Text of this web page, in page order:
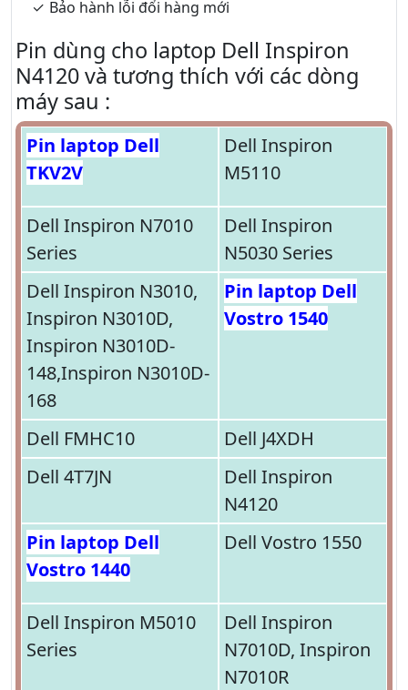
Bảo hành lỗi đổi hàng mới
Pin dùng cho laptop Dell Inspiron
N4120 và tương thích với các dòng
máy sau :
Pin laptop Dell
TKV2V
Dell Inspiron
M5110
Dell Inspiron N7010
Series
Dell Inspiron
N5030 Series
Dell Inspiron N3010,
Inspiron N3010D,
Inspiron N3010D-
148,Inspiron N3010D-
168
Pin laptop Dell
Vostro 1540
Dell FMHC10
Dell J4XDH
Dell 4T7JN
Dell Inspiron
N4120
Pin laptop Dell
Vostro 1440
Dell Vostro 1550
Dell Inspiron M5010
Series
Dell Inspiron
N7010D, Inspiron
N7010R